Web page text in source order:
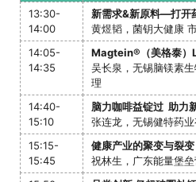
13:30-
14:00
新需求&新原料—打开
黄煜韬，菌钥大健康
14:05-
14:35
Magtein®️（美格泰）
吴长泉，无锡脑镁素
理
14:40-
15:10
脑力咖啡益锭过 助力
张连龙，无锡健特药
15:15-
15:45
健康产业的聚变与裂变
祝林生，广东能量堡